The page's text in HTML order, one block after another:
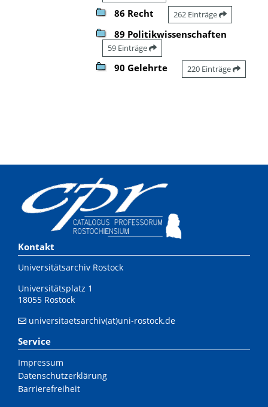
86 Recht 262 Einträge
89 Politikwissenschaften
59 Einträge
90 Gelehrte 220 Einträge
Kontakt
Universitätsarchiv Rostock
Universitätsplatz 1
18055 Rostock
universitaetsarchiv(at)uni-rostock.de
Service
Impressum
Datenschutzerklärung
Barrierefreiheit